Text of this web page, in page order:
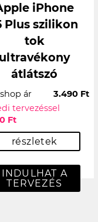
iPhone
Plus szilikon
tok
ultravékony
átlátszó
ár
3.490 Ft
tervezéssel
Ft
részletek
INDULHAT A
TERVEZÉS